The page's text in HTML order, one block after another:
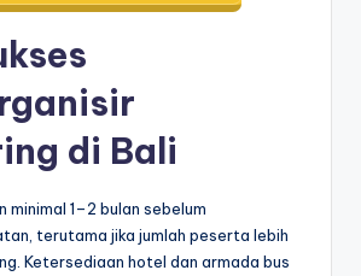
di Bali
minimal 1–2 bulan sebelum
terutama jika jumlah peserta lebih
Ketersediaan hotel dan armada bus